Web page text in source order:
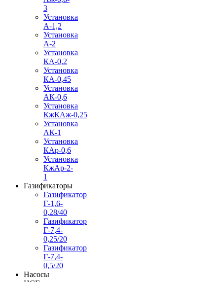
3
Установка
А-1,2
Установка
А-2
Установка
КА-0,2
Установка
КА-0,45
Установка
АК-0,6
Установка
КжКАж-0,25
Установка
АК-1
Установка
КАр-0,6
Установка
КжАр-2-
1
Газификаторы
Газификатор
Г-1,6-
0,28/40
Газификатор
Г-7,4-
0,25/20
Газификатор
Г-7,4-
0,5/20
Насосы